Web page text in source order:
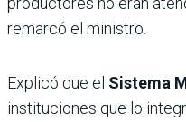
remarcó el ministro.
Explicó que el Sistema
instituciones que lo